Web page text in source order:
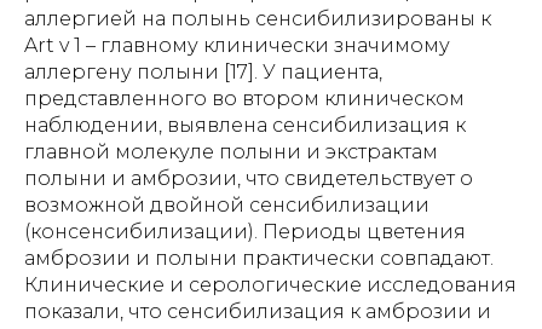
аллергией на полынь сенсибилизированы к
Art v 1 – главному клинически значимому
аллергену полыни [17]. У пациента,
представленного во втором клиническом
наблюдении, выявлена сенсибилизация к
главной молекуле полыни и экстрактам
полыни и амброзии, что свидетельствует о
возможной двойной сенсибилизации
(консенсибилизации). Периоды цветения
амброзии и полыни практически совпадают.
Клинические и серологические исследования
показали, что сенсибилизация к амброзии и